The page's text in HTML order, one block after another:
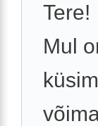
Tere!
Mul